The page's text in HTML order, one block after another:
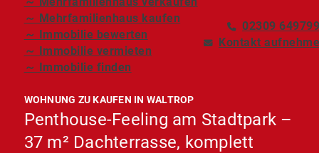
～ Mehrfamilienhaus kaufen
～ Immobilie bewerten
～ Immobilie vermieten
～ Immobilie finden
02309
Kontakt
WOHNUNG ZU KAUFEN IN WALTROP
Penthouse-Feeling am Stadtpark –
37 m² Dachterrasse, komplett